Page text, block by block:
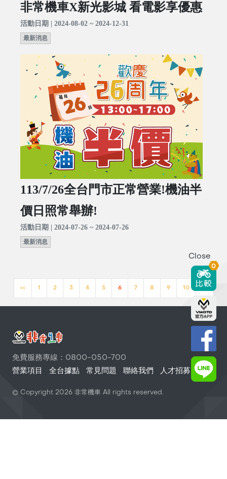
非常機車X新光影城 看電影享優惠
活動日期 | 2024-08-02 ~ 2024-12-31
最新消息
113/7/26全台門市正常營業!機油半
價日照常舉辦!
活動日期 | 2024-07-26 ~ 2024-07-26
最新消息
<< 1 2 3 4 5 6 7 8 9 10 >>
免費服務專線：0800-050-700
營業項目
全台據點 常見問題 聯絡我們 人才招募
© Copyright 2026 非常機車 All rights reserved.
Close
0